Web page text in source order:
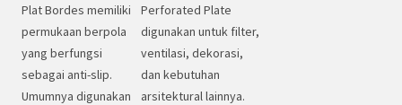
Plat Bordes memiliki
permukaan berpola
yang berfungsi
sebagai anti-slip.
Umumnya digunakan
Perforated Plate
digunakan untuk filter,
ventilasi, dekorasi,
dan kebutuhan
arsitektural lainnya.